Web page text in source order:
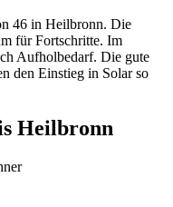
46 in Heilbronn. Die
für Fortschritte. Im
Aufholbedarf. Die gute
den Einstieg in Solar so
Heilbronn